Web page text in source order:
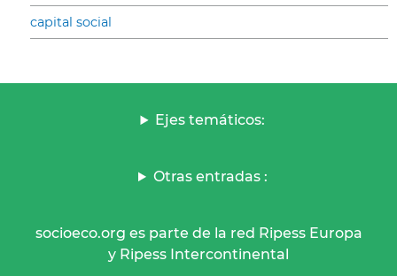
capital social
Ejes temáticos:
Otras entradas :
socioeco.org es parte de la red Ripess Europa
y Ripess Intercontinental